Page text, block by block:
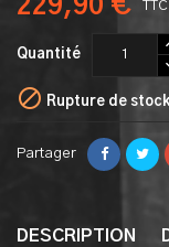
229,90 € TTC
Quantité
 Rupture de stock
Partager
DESCRIPTION